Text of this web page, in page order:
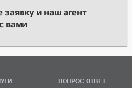
заявку и наш агент
вами
ВОПРОС-ОТВЕТ